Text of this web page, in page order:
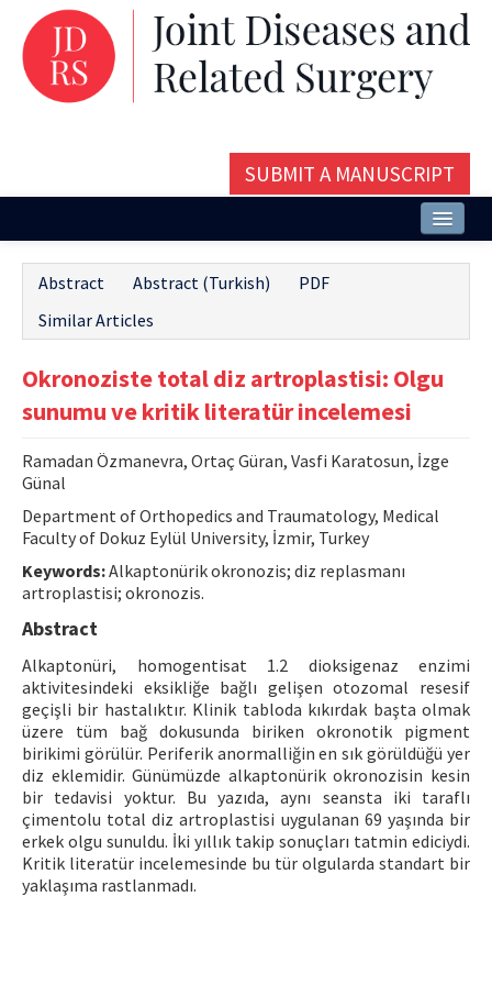
SUBMIT A MANUSCRIPT
Issues and Articles
Editorial Board
Aims and Scope
Contact Us
E-ISSN: 2687-4792
Abstract Abstract (Turkish)
PDF
Similar Articles
Okronoziste total diz artroplastisi: Olgu
sunumu ve kritik literatür incelemesi
Ramadan Özmanevra, Ortaç Güran, Vasfi Karatosun, İzge
Günal
Department of Orthopedics and Traumatology, Medical
Faculty of Dokuz Eylül University, İzmir, Turkey
Keywords:Alkaptonürik okronozis; diz replasmanı
artroplastisi; okronozis.
Abstract
Alkaptonüri, homogentisat 1.2 dioksigenaz enzimi
aktivitesindeki eksikliğe bağlı gelişen otozomal resesif
geçişli bir hastalıktır. Klinik tabloda kıkırdak başta olmak
üzere tüm bağ dokusunda biriken okronotik pigment
birikimi görülür. Periferik anormalliğin en sık görüldüğü yer
diz eklemidir. Günümüzde alkaptonürik okronozisin kesin
bir tedavisi yoktur. Bu yazıda, aynı seansta iki taraflı
çimentolu total diz artroplastisi uygulanan 69 yaşında bir
erkek olgu sunuldu. İki yıllık takip sonuçları tatmin ediciydi.
Kritik literatür incelemesinde bu tür olgularda standart bir
yaklaşıma rastlanmadı.